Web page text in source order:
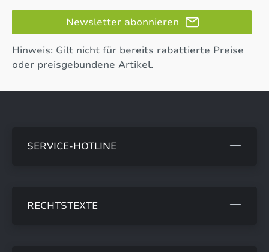
Newsletter abonnieren
Hinweis: Gilt nicht für bereits rabattierte Preise
oder preisgebundene Artikel.
SERVICE-HOTLINE
RECHTSTEXTE